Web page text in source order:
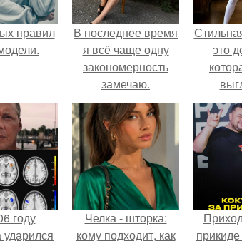
правил
В последнее время
я всё чаще одну
закономерность
замечаю.
это
году
Челка - шторка:
кому подходит, как